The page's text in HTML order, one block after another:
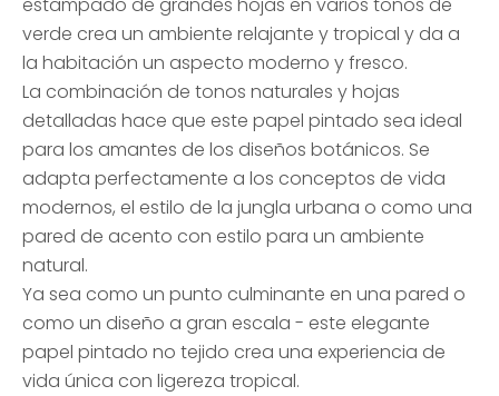
verde crea un ambiente relajante y tropical y da a
la habitación un aspecto moderno y fresco.
La combinación de tonos naturales y hojas
detalladas hace que este papel pintado sea ideal
para los amantes de los diseños botánicos. Se
adapta perfectamente a los conceptos de vida
modernos, el estilo de la jungla urbana o como una
pared de acento con estilo para un ambiente
natural.
Ya sea como un punto culminante en una pared o
como un diseño a gran escala - este elegante
papel pintado no tejido crea una experiencia de
vida única con ligereza tropical.